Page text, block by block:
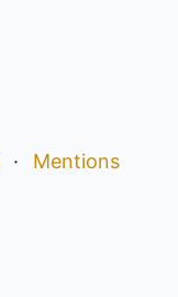
·
Mentions